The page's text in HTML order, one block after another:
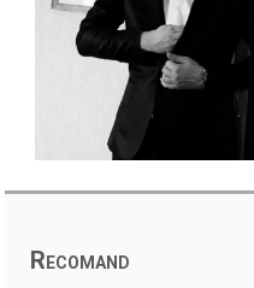
Recomand